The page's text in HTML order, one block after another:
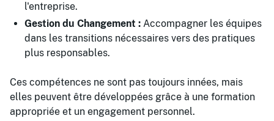
l'entreprise.
Gestion du Changement : Accompagner les équipes
dans les transitions nécessaires vers des pratiques
plus responsables.
Ces compétences ne sont pas toujours innées, mais
elles peuvent être développées grâce à une formation
appropriée et un engagement personnel.